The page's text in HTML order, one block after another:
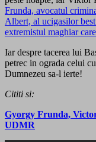
Frunda, avocatul
Albert, al ucigasilor
extremistul maghiar
Iar despre tacerea lui
petrec in ograda celui
Dumnezeu sa-l ierte!
Cititi si:
Gyorgy Frunda,
UDMR